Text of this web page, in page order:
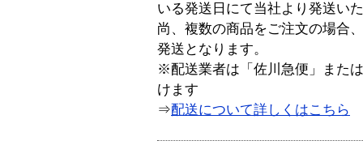
いる発送日にて当社より発送い
尚、複数の商品をご注文の場合
発送となります。
※配送業者は「佐川急便」また
けます
⇒配送について詳しくはこちら